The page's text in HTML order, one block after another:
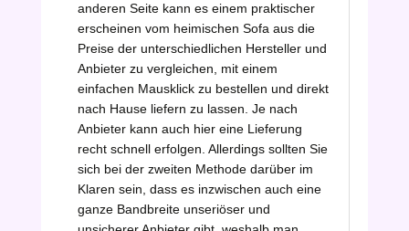
anderen Seite kann es einem praktischer
erscheinen vom heimischen Sofa aus die
Preise der unterschiedlichen Hersteller und
Anbieter zu vergleichen, mit einem
einfachen Mausklick zu bestellen und direkt
nach Hause liefern zu lassen. Je nach
Anbieter kann auch hier eine Lieferung
recht schnell erfolgen. Allerdings sollten Sie
sich bei der zweiten Methode darüber im
Klaren sein, dass es inzwischen auch eine
ganze Bandbreite unseriöser und